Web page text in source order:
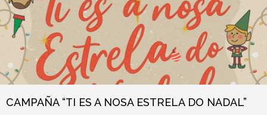
CAMPAÑA “TI ES A NOSA ESTRELA DO NADAL”